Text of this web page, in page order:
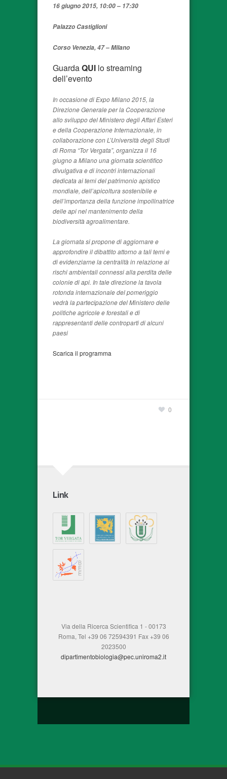
16 giugno 2015, 10:00 – 17:30
Palazzo Castiglioni
Corso Venezia, 47 – Milano
GuardaQUI lo streaming
dell’evento
In occasione di Expo Milano 2015, la
Direzione Generale per la Cooperazione
allo sviluppo del Ministero degli Affari Esteri
e della Cooperazione Internazionale, in
collaborazione con L’Università degli Studi
di Roma “Tor Vergata”, organizza il 16
giugno a Milano una giornata scientifico
divulgativa e di incontri internazionali
dedicata ai temi del patrimonio apistico
mondiale, dell’apicoltura sostenibile e
dell’importanza della funzione impollinatrice
delle api nel mantenimento della
biodiversità agroalimentare.
La giornata si propone di aggiornare e
approfondire il dibattito attorno a tali temi e
di evidenziarne la centralità in relazione ai
rischi ambientali connessi alla perdita delle
colonie di api. In tale direzione la tavola
rotonda internazionale del pomeriggio
vedrà la partecipazione del Ministero delle
politiche agricole e forestali e di
rappresentanti delle controparti di alcuni
paesi
Scarica il programma
0
Link
Via della Ricerca Scientifica 1 - 00173
Roma, Tel +39 06 72594391 Fax +39 06
2023500
dipartimentobiologia@pec.uniroma2.it